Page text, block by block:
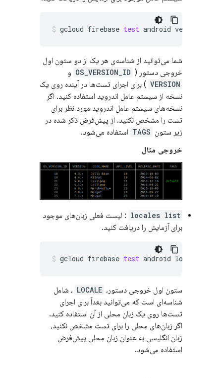
gcloud firebase test android versions
شما می‌توانید از شناسه‌ی هر یک از دو ستون اول
خروجی دستور ( OS_VERSION_ID و
VERSION ) برای اجرای تست‌ها در آینده روی یک
نسخه از سیستم عامل اندروید استفاده کنید. اگر
نسخه‌های سیستم عامل اندروید مورد نظر برای
تست را مشخص نکنید، از پیش‌فرض ذکر شده در
زیر ستون TAGS استفاده می‌شود.
خروجی مثال
locales list : لیست فعلی زبان‌های موجود
برای آزمایش را دریافت کنید.
gcloud firebase test android locales
ستون اول خروجی دستور، LOCALE ، شامل
شناسه‌ای است که می‌توانید بعداً برای اجرای
تست‌ها روی یک زبان محلی از آن استفاده کنید.
اگر زبان‌های محلی را برای تست مشخص نکنید،
زبان انگلیسی به عنوان زبان محلی پیش‌فرض
استفاده می‌شود.